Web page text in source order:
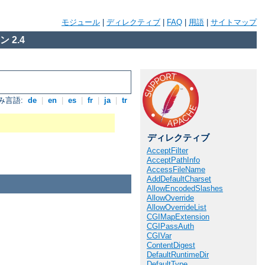
モジュール ディレクティブ FAQ 用語 サイトマップ
2.4
言語: de en es fr ja tr
ディレクティブ
AcceptFilter
AcceptPathInfo
AccessFileName
AddDefaultCharset
AllowEncodedSlashes
AllowOverride
AllowOverrideList
CGIMapExtension
CGIPassAuth
CGIVar
ContentDigest
DefaultRuntimeDir